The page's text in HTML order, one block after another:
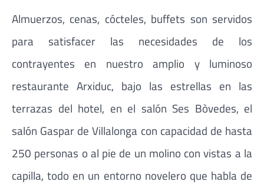
Almuerzos, cenas, cócteles, buffets son servidos
para satisfacer las necesidades de los
contrayentes en nuestro amplio y luminoso
restaurante Arxiduc, bajo las estrellas en las
terrazas del hotel, en el salón Ses Bòvedes, el
salón Gaspar de Villalonga con capacidad de hasta
250 personas o al pie de un molino con vistas a la
capilla, todo en un entorno novelero que habla de